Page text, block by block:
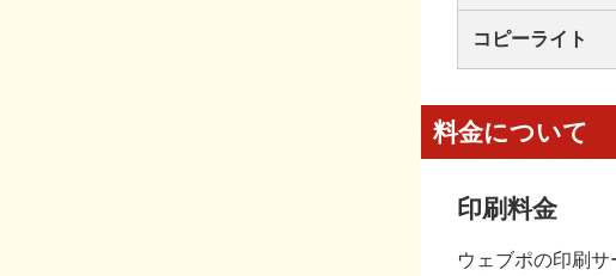
コピーライト
料金について
印刷料金
ウェブポの印刷